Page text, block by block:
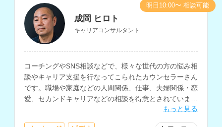
成岡 ヒロト
キャリアコンサルタント
コーチングやSNS相談などで、様々な世代の方の悩み相
談やキャリア支援を行なってこられたカウンセラーさん
です。職場や家庭などの人間関係、仕事、夫婦関係・恋
愛、セカンドキャリアなどの相談を得意とされていま
もっと見る
明日10:00〜 相談可能